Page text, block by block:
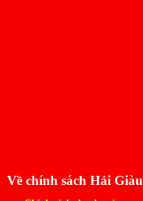
Về chính sách Hải Giàu